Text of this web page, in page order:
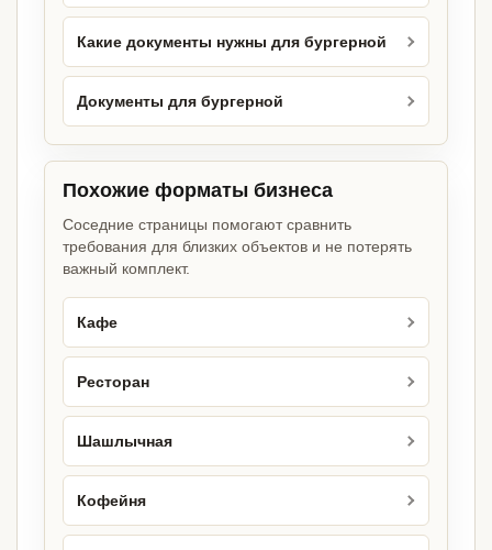
Какие документы нужны для бургерной
Документы для бургерной
Похожие форматы бизнеса
Соседние страницы помогают сравнить
требования для близких объектов и не потерять
важный комплект.
Кафе
Ресторан
Шашлычная
Кофейня